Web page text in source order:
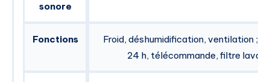
sonore
Fonctions
Froid, déshumidification, ventilation ;
24 h, télécommande, filtre